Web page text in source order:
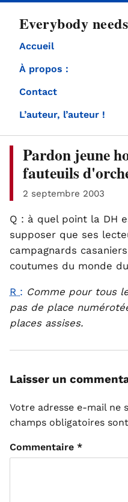
Everybody
Accueil
À propos :
Contact
L’auteur, l’auteur !
Pardon jeune
fauteuils
2 septembre 2003
Q : à quel point la DH
supposer que ses
campagnards
coutumes du monde
R : Comme pour tous
pas de place
places assises.
Laisser un
Votre adresse e-mail ne
champs obligatoires
Commentaire *